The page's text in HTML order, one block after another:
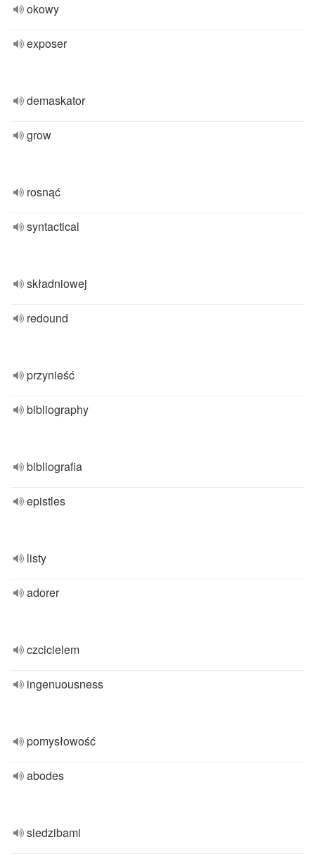
okowy
exposer
demaskator
grow
rosnąć
syntactical
składniowej
redound
przynieść
bibliography
bibliografia
epistles
listy
adorer
czcicielem
ingenuousness
pomysłowość
abodes
siedzibami